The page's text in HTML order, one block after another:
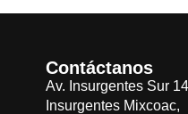
Contáctanos
Av. Insurgentes Sur
Insurgentes Mixcoac,